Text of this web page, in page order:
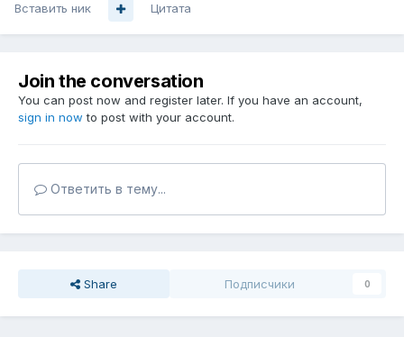
Вставить ник Цитата
Join the conversation
You can post now and register later. If you have an account,
sign in now to post with your account.
Ответить в тему...
Share Подписчики 0